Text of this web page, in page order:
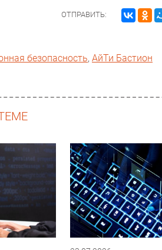
ОТПРАВИТЬ:
безопасность, АйТи Бастион